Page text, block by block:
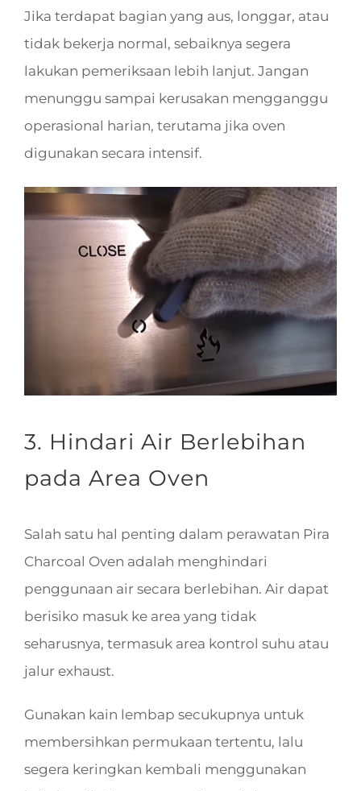
Jika terdapat bagian yang aus, longgar, atau
tidak bekerja normal, sebaiknya segera
lakukan pemeriksaan lebih lanjut. Jangan
menunggu sampai kerusakan mengganggu
operasional harian, terutama jika oven
digunakan secara intensif.
3. Hindari Air Berlebihan
pada Area Oven
Salah satu hal penting dalam perawatan Pira
Charcoal Oven adalah menghindari
penggunaan air secara berlebihan. Air dapat
berisiko masuk ke area yang tidak
seharusnya, termasuk area kontrol suhu atau
jalur exhaust.
Gunakan kain lembap secukupnya untuk
membersihkan permukaan tertentu, lalu
segera keringkan kembali menggunakan